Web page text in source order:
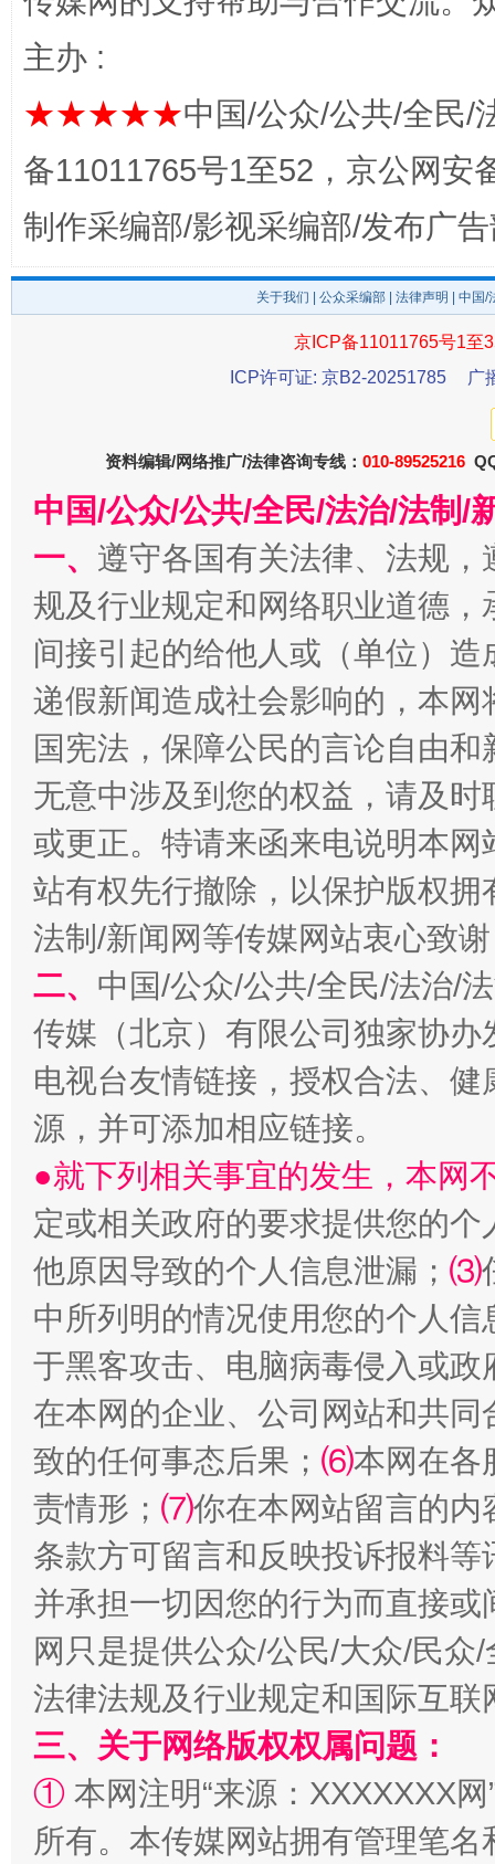
完善运行机制助力责任有效落实
一批国家标准开始实施 从
以产业富民促振兴 酒驾
从幼儿园到大学，有这些资助 “
事关残疾人未来5年
主办 :
★★★★★中国/公众/公共/全民/
备11011765号1至52，京公网安
制作采编部/影视采编部/发布广
关于我们 公众采编部 法律声明 | 中国
京ICP备11011765号1至
ICP许可证: 京B2-20251785
广
资料编辑/网络推广/法律咨询专线： 010-89525216
中国/公众/公共/全民/法治/法制/
一、 遵守各国有关法律、法规
规及行业规定和网络职业道德
间接引起的给他人或（单位）
递假新闻造成社会影响的，本
国宪法，保障公民的言论自由
无意中涉及到您的权益，请及
或更正。特请来函来电说明本
站有权先行撤除，以保护版权
法制/新闻网等传媒网站衷心致
二、 中国/公众/公共/全民/法治/
传媒（北京）有限公司独家协
电视台友情链接，授权合法、
源，并可添加相应链接。
●就下列相关事宜的发生，本网
定或相关政府的要求提供您的个
他原因导致的个人信息泄漏； ⑶
中所列明的情况使用您的个人
于黑客攻击、电脑病毒侵入或
在本网的企业、公司网站和共
致的任何事态后果； ⑹本网在各
责情形； ⑺你在本网站留言的内
条款方可留言和反映投诉报料
并承担一切因您的行为而直接
网只是提供公众/公民/大众/民
法律法规及行业规定和国际互
三、关于网络版权权属问题：
① 本网注明“来源：XXXXXXX
所有。本传媒网站拥有管理笔